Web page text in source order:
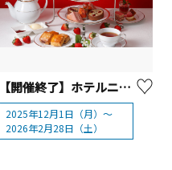
【開催終了】ホテルニューグランド 『苺のアフタヌーンティー』【横浜市】
2025年12月1日（月）～
2026年2月28日（土）